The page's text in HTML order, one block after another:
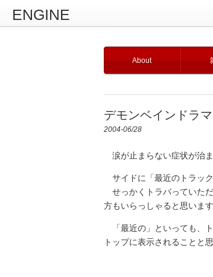
ENGINE
About
デモンベインドラ
2004-06/28
涙が止まらない症状が治
サイドに「最近のトラッ
せっかくトラバっていた
方もいらっしゃると思いま
「最近の」といっても、
トップに表示されることと